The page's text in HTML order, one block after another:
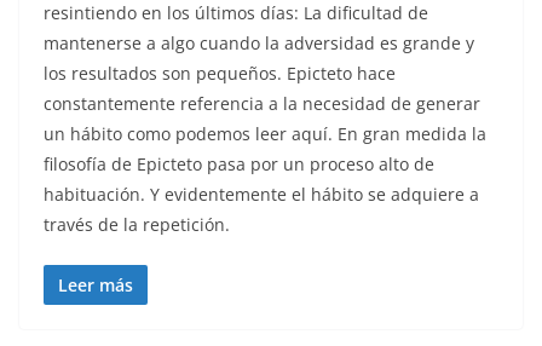
resintiendo en los últimos días: La dificultad de
mantenerse a algo cuando la adversidad es grande y
los resultados son pequeños. Epicteto hace
constantemente referencia a la necesidad de generar
un hábito como podemos leer aquí. En gran medida la
filosofía de Epicteto pasa por un proceso alto de
habituación. Y evidentemente el hábito se adquiere a
través de la repetición.
Leer más